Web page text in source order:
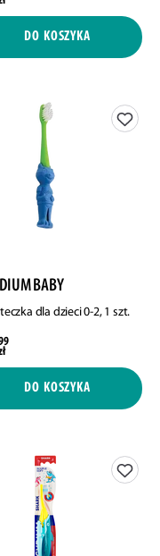
DO KOSZYKA
BABY
dla dzieci 0-2, 1 szt.
DO KOSZYKA